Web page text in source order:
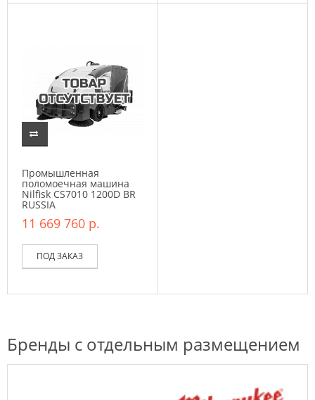
Промышленная
поломоечная машина
Nilfisk CS7010 1200D BR
RUSSIA
11 669 760 р.
ПОД ЗАКАЗ
Бренды с отдельным размещением